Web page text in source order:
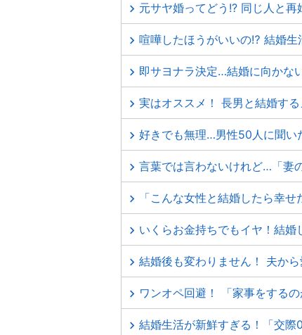
元サヤ婚ってどう!? 同じ人と
喧嘩したほうがいいの⁉ 結婚
即サヨナラ決定…結婚に向かな
実はオススメ！ 長男と結婚す
好きでも無理…男性50人に聞い
言葉では言わないけれど…「妻
「こんな女性と結婚したら幸
いくらお金持ちでもイヤ！結
結婚後も変わりません！ 夫か
ワンオペ回避！ 「家事をする
結婚生活が新鮮すぎる！「交際